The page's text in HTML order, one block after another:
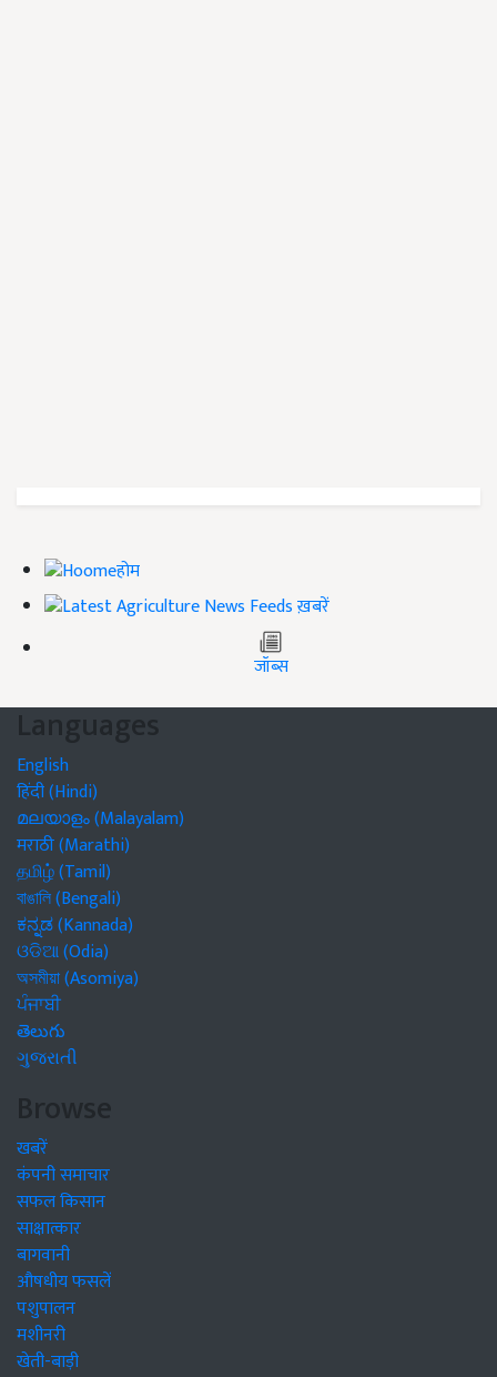
होम
ख़बरें
जॉब्स
Languages
English
हिंदी (Hindi)
മലയാളം (Malayalam)
मराठी (Marathi)
தமிழ் (Tamil)
বাঙালি (Bengali)
ಕನ್ನಡ (Kannada)
ଓଡିଆ (Odia)
অসমীয়া (Asomiya)
ਪੰਜਾਬੀ
తెలుగు
ગુજરાતી
Browse
खबरें
कंपनी समाचार
सफल किसान
साक्षात्कार
बागवानी
औषधीय फसलें
पशुपालन
मशीनरी
खेती-बाड़ी